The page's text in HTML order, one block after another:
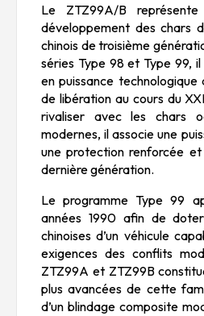
Le ZTZ99A/B représente
développement des chars
chinois de troisième
séries Type 98 et Type 99,
en puissance technologique
de libération au cours du
rivaliser avec les chars
modernes, il associe une
une protection renforcée
dernière génération.
Le programme Type 99
années 1990 afin de
chinoises d’un véhicule
exigences des conflits
ZTZ99A et ZTZ99B
plus avancées de cette
d’un blindage composite